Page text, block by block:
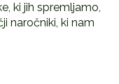
ki jih spremljamo,
naročniki, ki nam